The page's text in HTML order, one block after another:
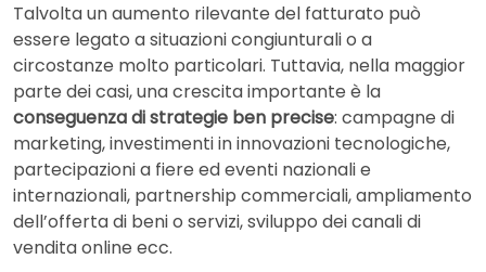
Talvolta un aumento rilevante del fatturato può
essere legato a situazioni congiunturali o a
circostanze molto particolari. Tuttavia, nella maggior
parte dei casi, una crescita importante è la
conseguenza di strategie ben precise: campagne di
marketing, investimenti in innovazioni tecnologiche,
partecipazioni a fiere ed eventi nazionali e
internazionali, partnership commerciali, ampliamento
dell’offerta di beni o servizi, sviluppo dei canali di
vendita online ecc.